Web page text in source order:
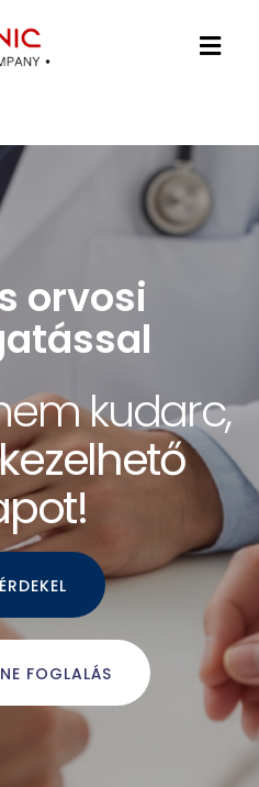
orvosi
kudarc,
ÉRDEKEL
FOGLALÁS
pár
alatt
foglal
fel
RÉSZLETEK